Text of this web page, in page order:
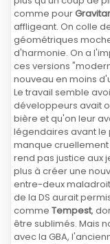
comme pourGravitar
affligeant. On colle
géométriques
d'harmonie. On a
ces versions
nouveau en moins
Le travail semble
développeurs avait
bière et qu'on leur
légendaires avant le
manque
rend pas justice aux
plus à créer une
entre-deux
de la DS aurait
comme Tempest,
être sublimés. Mais
avec la GBA,